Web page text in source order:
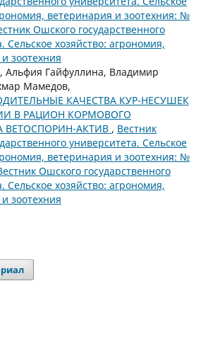
ветеринария и зоотехния: №
Ошского государственного
Сельское хозяйство: агрономия,
зоотехния
Альфия Гайфуллина, Владимир
Мамедов,
КАЧЕСТВА КУР-НЕСУШЕК
В РАЦИОН КОРМОВОГО
ВЕТОСПОРИН-АКТИВ , Вестник
университета. Сельское
ветеринария и зоотехния: №
Ошского государственного
Сельское хозяйство: агрономия,
зоотехния